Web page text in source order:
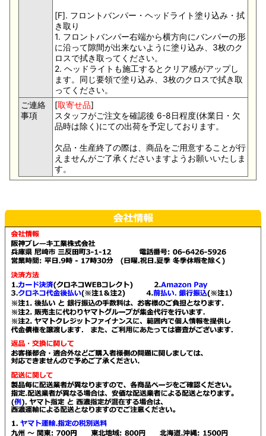
[F]. フロントバンパー・ヘッドライト塗り込み・拭
き取り
1. フロントバンパー右端から横方向にバンパーの形
に沿って隙間が出来ないように塗り込み、3枚のク
ロスで拭き取ってください。
2. ヘッドライトも施工するとクリア感がアップし
ます。同じ要領で塗り込み、3枚のクロスで拭き取
ってください。
ご連絡
事項
[取寄せ品]
スタッフがご注文を確認後 6-8日程度(休業日・欠
品時は除く)にての出荷を予定しております。
欠品・生産終了の際は、商品をご用意することが行
えませんがご了承くださいますようお願いいたしま
す。